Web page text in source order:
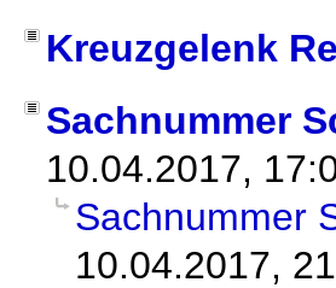
Kreuzgelenk
Sachnummer
10.04.2017,
Sachnummer
10.04.2017,